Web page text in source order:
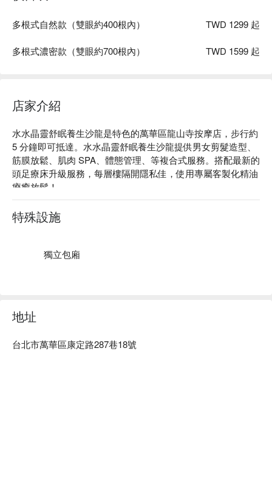
多根式自然款（雙眼約400根內） TWD 1299 起
多根式濃密款（雙眼約700根內） TWD 1599 起
店家介紹
水水晶靈舒眠養生沙龍是特色的萬華區龍山寺按摩店，步行約
5 分鐘即可抵達。水水晶靈舒眠養生沙龍提供男女剪髮造型、
筋膜放鬆、肌肉 SPA、體態管理、等複合式服務。搭配最新的
頭足療床升級服務，每層樓隔開隱私佳，使用專屬客製化精油
療癒放鬆！
水水晶靈舒眠養生沙龍評價：Google 5 星
水水晶靈舒眠養生沙龍師傅手法專業，能將身體疲勞的地方減
緩，給您良好體驗。
水水晶靈舒眠養生沙龍預約、水水晶靈舒眠養生沙龍價格、水
特殊設施
獨立包廂
地址
台北市萬華區康定路287巷18號